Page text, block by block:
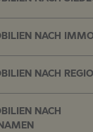
NACH
NACH
NACH